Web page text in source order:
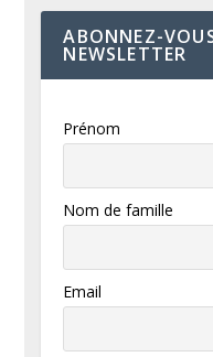
ABONNEZ-
NEWSLETTER
Prénom
Nom de famille
Email